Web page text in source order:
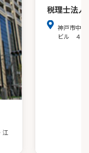
江
税理士法
神戸市中央
ビル ４階